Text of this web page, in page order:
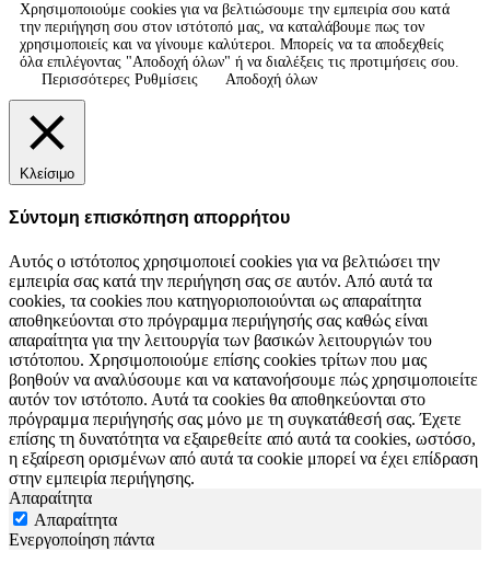
Χρησιμοποιούμε cookies για να βελτιώσουμε την εμπειρία σου κατά
την περιήγηση σου στον ιστότοπό μας, να καταλάβουμε πως τον
χρησιμοποιείς και να γίνουμε καλύτεροι. Μπορείς να τα αποδεχθείς
όλα επιλέγοντας "Αποδοχή όλων" ή να διαλέξεις τις προτιμήσεις σου.
Περισσότερες Ρυθμίσεις
Αποδοχή όλων
Κλείσιμο
Σύντομη επισκόπηση απορρήτου
Αυτός ο ιστότοπος χρησιμοποιεί cookies για να βελτιώσει την
εμπειρία σας κατά την περιήγηση σας σε αυτόν. Από αυτά τα
cookies, τα cookies που κατηγοριοποιούνται ως απαραίτητα
αποθηκεύονται στο πρόγραμμα περιήγησής σας καθώς είναι
απαραίτητα για την λειτουργία των βασικών λειτουργιών του
ιστότοπου. Χρησιμοποιούμε επίσης cookies τρίτων που μας
βοηθούν να αναλύσουμε και να κατανοήσουμε πώς χρησιμοποιείτε
αυτόν τον ιστότοπο. Αυτά τα cookies θα αποθηκεύονται στο
πρόγραμμα περιήγησής σας μόνο με τη συγκατάθεσή σας. Έχετε
επίσης τη δυνατότητα να εξαιρεθείτε από αυτά τα cookies, ωστόσο,
η εξαίρεση ορισμένων από αυτά τα cookie μπορεί να έχει επίδραση
στην εμπειρία περιήγησης.
Απαραίτητα
Απαραίτητα
Ενεργοποίηση πάντα